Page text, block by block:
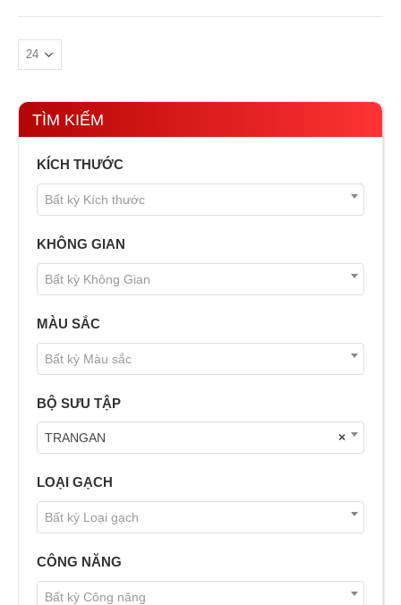
TÌM KIẾM
KÍCH THƯỚC
Bất kỳ Kích thước
KHÔNG GIAN
Bất kỳ Không Gian
MÀU SẮC
Bất kỳ Màu sắc
BỘ SƯU TẬP
×
TRANGAN
LOẠI GẠCH
Bất kỳ Loại gạch
CÔNG NĂNG
Bất kỳ Công năng